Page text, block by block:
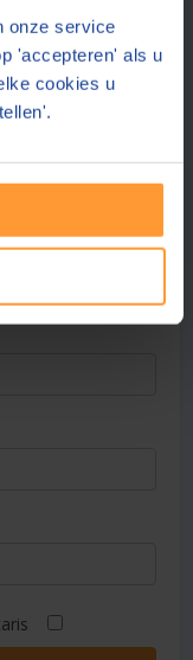
onze service
'accepteren' als u
cookies u